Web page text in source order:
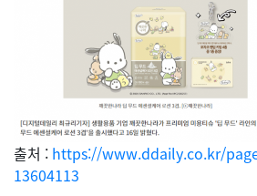
출처 : https://www.ddaily.co.kr/
13604113